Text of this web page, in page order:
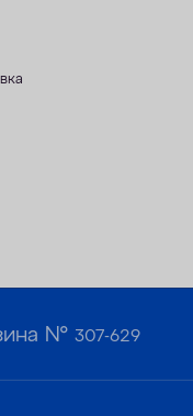
№307-629